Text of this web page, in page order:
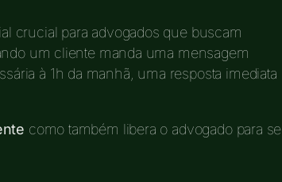
crucial para advogados que buscam
um cliente manda uma mensagem
à 1h da manhã, uma resposta imediata
como também libera o advogado para se